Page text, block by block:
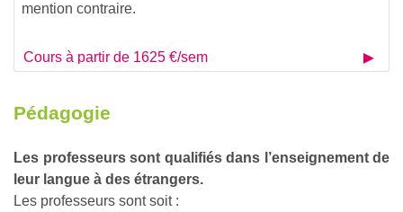
mention contraire.
Cours à partir de 1625 €/sem
Pédagogie
Les professeurs sont qualifiés dans l’enseignement de
leur langue à des étrangers.
Les professeurs sont soit :